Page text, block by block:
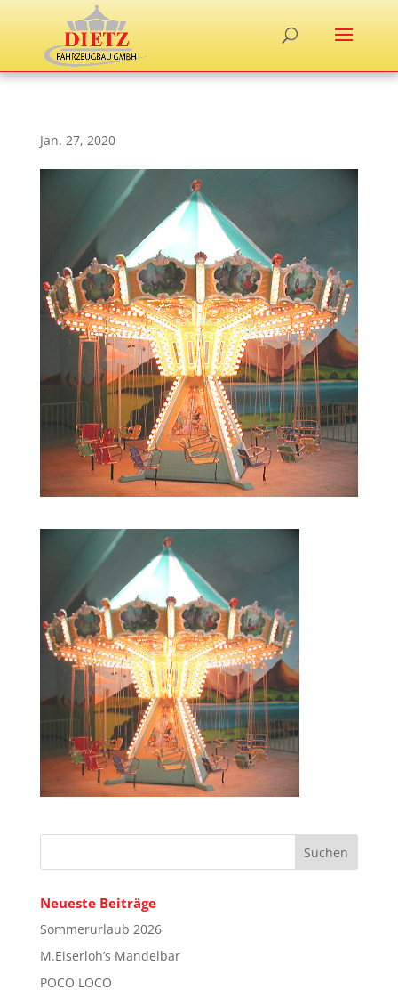
Jan. 27, 2020
Neueste Beiträge
Sommerurlaub 2026
M.Eiserloh’s Mandelbar
POCO LOCO